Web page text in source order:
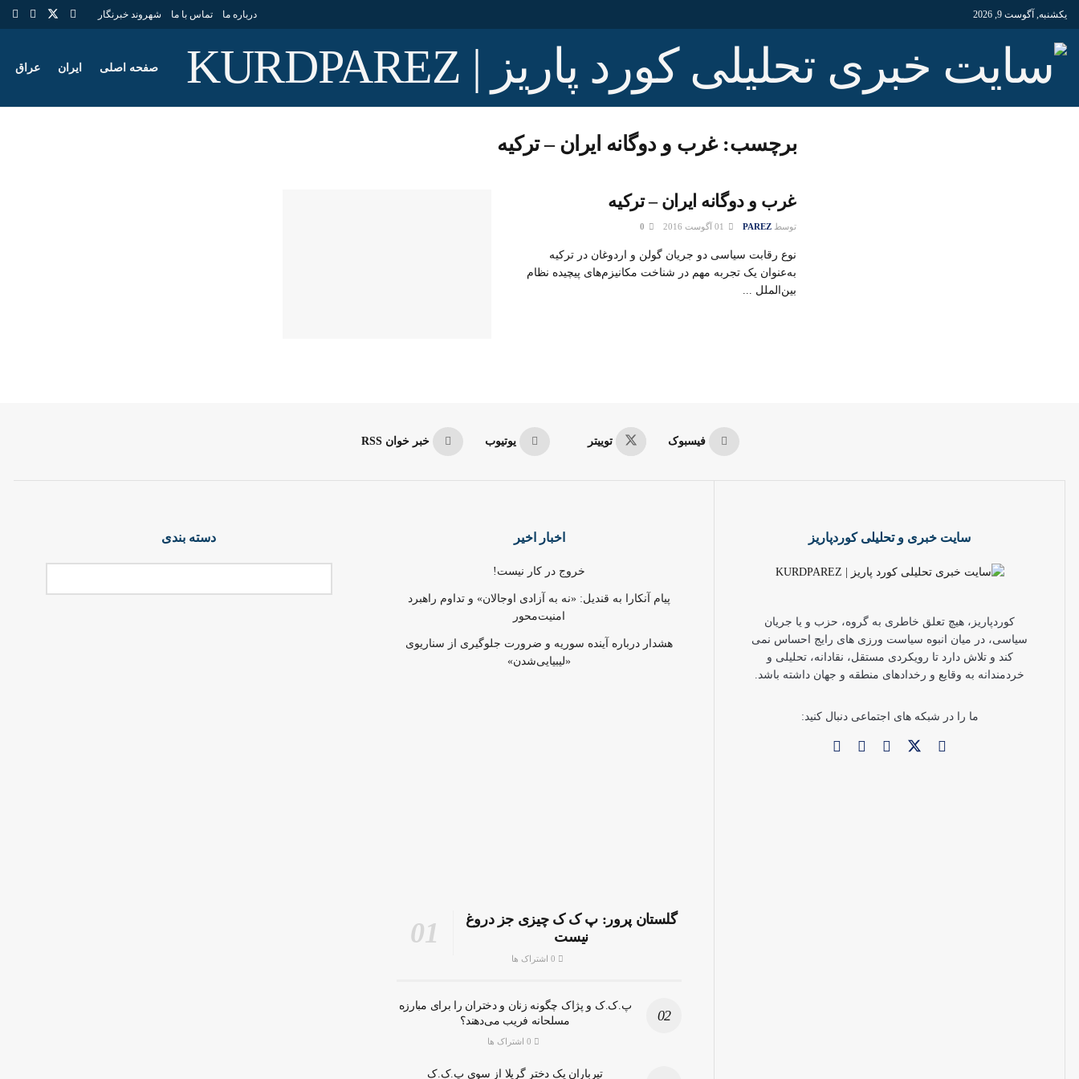
یکشنبه, آگوست 9, 2026 درباره ما تماس با ما شهروند خبرنگار
صفحه اصلی ایران عراق
برچسب:غرب و دوگانه ایران – ترکیه
غرب و دوگانه ایران – ترکیه
توسط PAREZ
نوع رقابت سیاسی دو جریان گولن و اردوغان در ترکیه
به‌عنوان یک تجربه مهم در شناخت مکانیزم‌های پیچیده نظام
بین‌الملل ...
فیسبوک توییتر یوتیوب خبر خوان RSS
سایت خبری و تحلیلی کوردپاریز
کوردپاریز، هیچ تعلق خاطری به گروه، حزب و یا جریان
سیاسی، در میان انبوه سیاست ورزی های رایج احساس نمی
کند و تلاش دارد تا رویکردی مستقل، نقادانه، تحلیلی و
خردمندانه به وقایع و رخدادهای منطقه و جهان داشته باشد.
ما را در شبکه های اجتماعی دنبال کنید:
اخبار اخیر
خروج در کار نیست!
پیام آنکارا به قندیل: «نه به آزادی اوجالان» و تداوم راهبرد
امنیت‌محور
هشدار درباره آینده سوریه و ضرورت جلوگیری از سناریوی
«لیبیایی‌شدن»
گلستان پرور: پ ک ک چیزی جز دروغ
نیست
پ.ک.ک و پژاک چگونه زنان و دختران را برای مبارزه
مسلحانه فریب می‌دهند؟
تیرباران یک دختر گریلا از سوی پ.ک.ک
دسته بندی